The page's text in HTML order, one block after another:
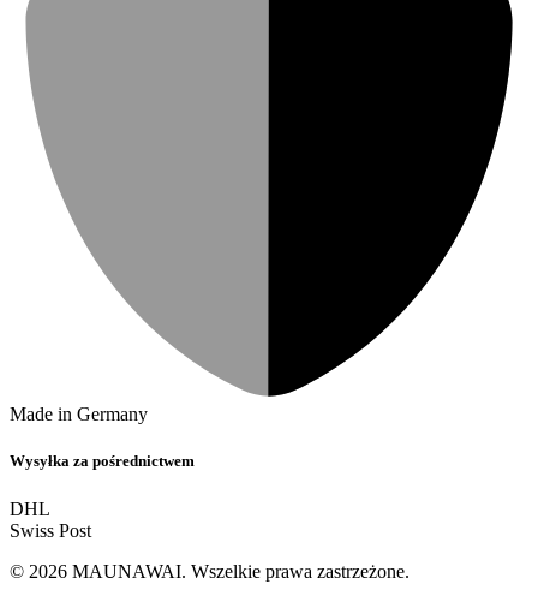
Made in Germany
Wysyłka za pośrednictwem
DHL
Swiss Post
© 2026 MAUNAWAI. Wszelkie prawa zastrzeżone.